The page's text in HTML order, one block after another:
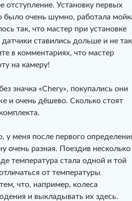
Установку первых
было очень шумно, работала
так, что мастер при установке
ставились дольше и не так
в комментариях, что мастер
на камеру!
значка «Chery», покупались они
и очень дёшево. Сколько стоят
меня после первого
очень разная. Поездив несколько
температура стала одной и той
от температуры
что, например, колеса
и выкладывать их здесь.